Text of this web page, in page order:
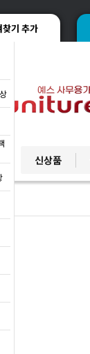
찾기 추가
신상품